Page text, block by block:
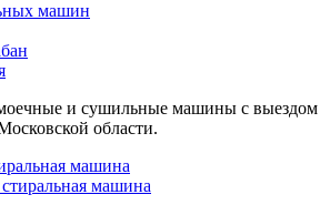
машин
и сушильные машины с выездом
области.
машина
машина